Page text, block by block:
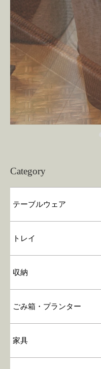
Category
テーブルウェア
トレイ
収納
ごみ箱・プランター
家具